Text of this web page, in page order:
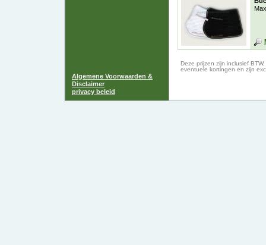
Deze prijzen zijn inclusief
eventuele kortingen en zijn
Algemene Voorwaarden &
Disclaimer
privacy beleid